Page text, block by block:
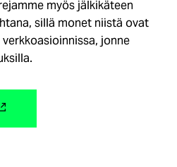
myös jälkikäteen
sillä monet niistä ovat
jonne